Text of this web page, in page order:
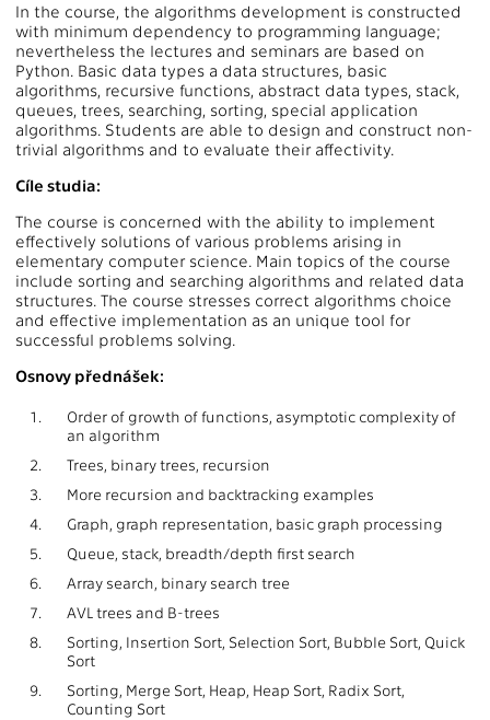
In the course, the algorithms development is constructed
with minimum dependency to programming language;
nevertheless the lectures and seminars are based on
Python. Basic data types a data structures, basic
algorithms, recursive functions, abstract data types, stack,
queues, trees, searching, sorting, special application
algorithms. Students are able to design and construct non-
trivial algorithms and to evaluate their affectivity.
Cíle studia:
The course is concerned with the ability to implement
effectively solutions of various problems arising in
elementary computer science. Main topics of the course
include sorting and searching algorithms and related data
structures. The course stresses correct algorithms choice
and effective implementation as an unique tool for
successful problems solving.
Osnovy přednášek:
1.
Order of growth of functions, asymptotic complexity of
an algorithm
2.
Trees, binary trees, recursion
3.
More recursion and backtracking examples
4.
Graph, graph representation, basic graph processing
5.
Queue, stack, breadth/depth first search
6.
Array search, binary search tree
7.
AVL trees and B-trees
8.
Sorting, Insertion Sort, Selection Sort, Bubble Sort, Quick
Sort
9.
Sorting, Merge Sort, Heap, Heap Sort, Radix Sort,
Counting Sort